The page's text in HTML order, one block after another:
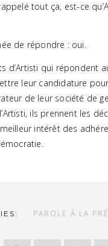
tout ça, est-ce
de répondre : oui.
d’Artisti qui répondent
leur candidature
de leur société de
ils prennent les
intérêt des
PAROLE À LA